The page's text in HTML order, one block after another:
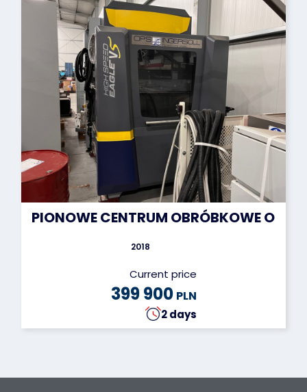
PIONOWE CENTRUM OBRÓBKOWE OPS
2018
Current price
399 900 PLN
2 days